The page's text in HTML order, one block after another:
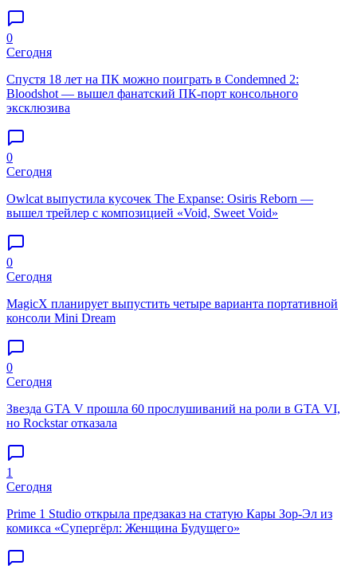
0
Сегодня
Спустя 18 лет на ПК можно поиграть в Condemned 2:
Bloodshot — вышел фанатский ПК-порт консольного
эксклюзива
0
Сегодня
Owlcat выпустила кусочек The Expanse: Osiris Reborn —
вышел трейлер с композицией «Void, Sweet Void»
0
Сегодня
MagicX планирует выпустить четыре варианта портативной
консоли Mini Dream
0
Сегодня
Звезда GTA V прошла 60 прослушиваний на роли в GTA VI,
но Rockstar отказала
1
Сегодня
Prime 1 Studio открыла предзаказ на статую Кары Зор-Эл из
комикса «Супергёрл: Женщина Будущего»